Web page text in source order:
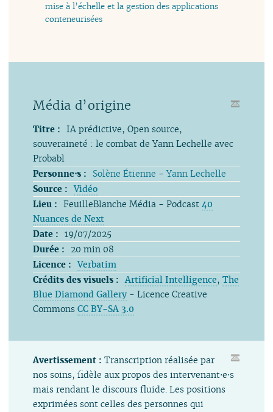
mise à l’échelle et la gestion des applications
conteneurisées
Média d’origine
Titre : IA prédictive, Open source,
souveraineté : le combat de Yann Lechelle avec
Probabl
Personne⋅s :
Solène Étienne - Yann Lechelle
Source : Vidéo
Lieu : FeuilleBlanche Média - Podcast40
Nuances de Next
Date : 19/07/2025
Durée :
20 min 08
Licence : Verbatim
Crédits des visuels : Artificial Intelligence,The
Blue Diamond Gallery - Licence Creative
CommonsCC BY-SA 3.0
Avertissement :Transcription réalisée par
nos soins, fidèle aux propos des intervenant⋅e⋅s
mais rendant le discours fluide. Les positions
exprimées sont celles des personnes qui